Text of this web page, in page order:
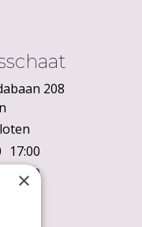
208
17:00
18:00
×